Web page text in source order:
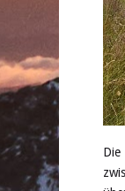
Die